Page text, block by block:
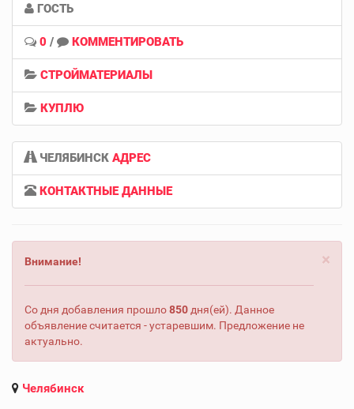
ГОСТЬ
0 / КОММЕНТИРОВАТЬ
СТРОЙМАТЕРИАЛЫ
КУПЛЮ
ЧЕЛЯБИНСК АДРЕС
КОНТАКТНЫЕ ДАННЫЕ
×
Внимание!
Со дня добавления прошло850 дня(ей). Данное
объявление считается - устаревшим. Предложение не
актуально.
Челябинск